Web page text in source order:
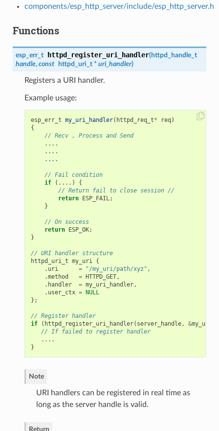
components/esp_http_server/include/esp_http_server.h
Functions
esp_err_t httpd_register_uri_handler(httpd_handle_t
handle, const httpd_uri_t* uri_handler)
Registers a URI handler.
Example usage:
esp_err_t my_uri_handler( httpd_req_t* req)
{
// Recv , Process and Send
....
....
....
// Fail condition
if
(....)
{
// Return fail to close session //
return ESP_FAIL ;
}
// On success
return ESP_OK;
}
// URI handler structure
httpd_uri_t my_uri
{
. uri = "/my_uri/path/xyz" ,
.method = HTTPD_GET,
. handler = my_uri_handler,
. user_ctx = NULL
};
// Register handler
if
( httpd_register_uri_handler( server_handle, &my_uri
// If failed to register handler
....
}
Note
URI handlers can be registered in real time as
long as the server handle is valid.
Return